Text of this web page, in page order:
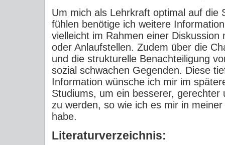
Um mich als Lehrkraft optimal auf die
fühlen benötige ich weitere
vielleicht im Rahmen einer Diskussion
oder Anlaufstellen. Zudem über die
und die strukturelle Benachteiligung
sozial schwachen Gegenden. Diese
Information wünsche ich mir im
Studiums, um ein besserer, gerechter
zu werden, so wie ich es mir in
habe.
Literaturverzeichnis: